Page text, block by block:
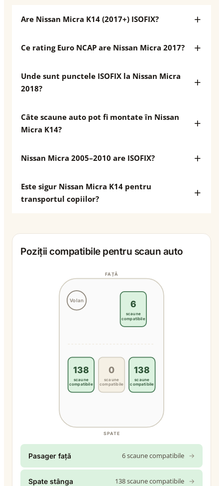
Are Nissan Micra K14 (2017+) ISOFIX?
Ce rating Euro NCAP are Nissan Micra 2017?
Unde sunt punctele ISOFIX la Nissan Micra
2018?
Câte scaune auto pot fi montate în Nissan
Micra K14?
Nissan Micra 2005–2010 are ISOFIX?
Este sigur Nissan Micra K14 pentru
transportul copiilor?
Poziții compatibile pentru scaun auto
Volan
FAȚĂ
SPATE
6
scaune
compatibile
138
scaune
compatibile
0
scaune
compatibile
138
scaune
compatibile
Pasager față 6 scaune compatibile →
Spate stânga 138 scaune compatibile →